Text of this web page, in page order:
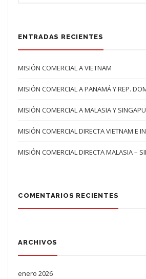
ENTRADAS RECIENTES
MISIÓN COMERCIAL A VIETNAM
MISIÓN COMERCIAL A PANAMÁ Y REP.
MISIÓN COMERCIAL A MALASIA Y
MISIÓN COMERCIAL DIRECTA VIETNAM E
MISIÓN COMERCIAL DIRECTA MALASIA –
COMENTARIOS RECIENTES
ARCHIVOS
enero 2026